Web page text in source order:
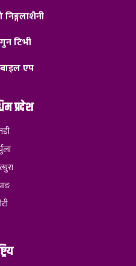
निङ्गलाशैनी
टिभी
एप
प्रदेश